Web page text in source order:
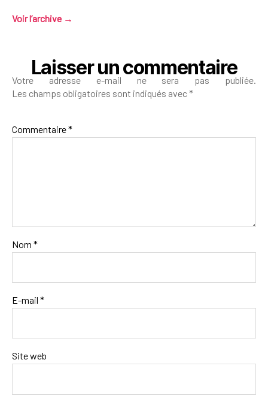
Voir l’archive →
Laisser un commentaire
Votre adresse e-mail ne sera pas publiée.
Les champs obligatoires sont indiqués avec*
Commentaire*
Nom *
E-mail *
Site web